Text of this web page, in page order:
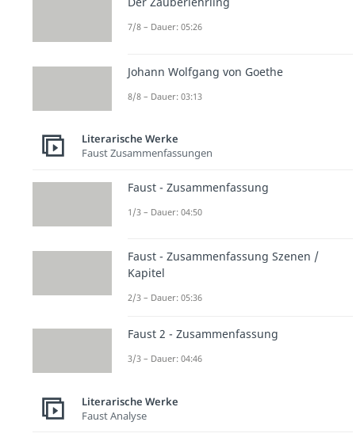
7/8 – Dauer: 05:26
Johann Wolfgang von Goethe
8/8 – Dauer: 03:13
Literarische Werke
Faust Zusammenfassungen
Faust - Zusammenfassung
1/3 – Dauer: 04:50
Faust - Zusammenfassung Szenen /
Kapitel
2/3 – Dauer: 05:36
Faust 2 - Zusammenfassung
3/3 – Dauer: 04:46
Literarische Werke
Faust Analyse